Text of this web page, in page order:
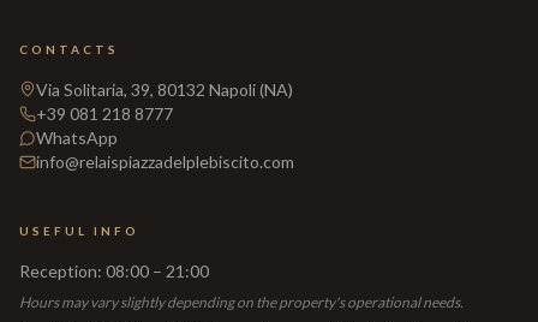
CONTACTS
Via Solitaria, 39, 80132 Napoli (NA)
+39 081 218 8777
WhatsApp
info@relaispiazzadelplebiscito.com
USEFUL INFO
Reception: 08:00 – 21:00
Hours may vary slightly depending on the property's operational needs.